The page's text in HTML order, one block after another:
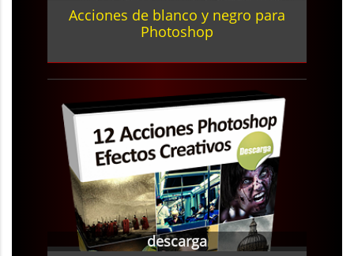
Acciones de blanco y negro para
Photoshop
descarga